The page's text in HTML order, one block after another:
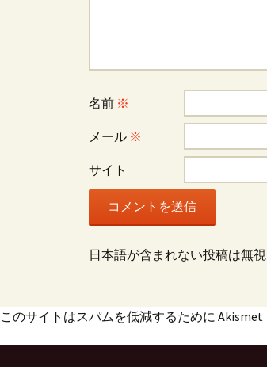
名前 ※
メール ※
サイト
日本語が含まれない投稿は無
このサイトはスパムを低減するために Akismet